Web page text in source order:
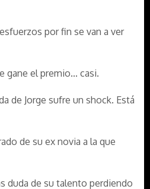
por fin se van a ver
gane el premio... casi.
de Jorge sufre un shock. Está
de su ex novia a la que
duda de su talento perdiendo